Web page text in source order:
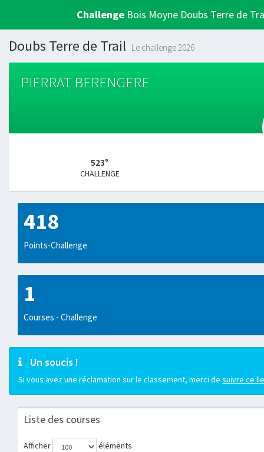
Challenge Bois Moyne Doubs Terre de
Doubs Terre de Trail Le challenge 2026
PIERRAT BERENGERE
523°
CHALLENGE
418
Points-Challenge
1
Courses - Challenge
Un soucis !
Si vous avez une réclamation sur le classement, merci de suivre ce
Liste des courses
Afficher éléments